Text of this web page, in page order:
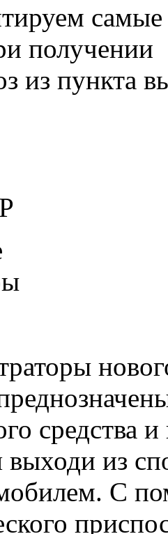
получении
из пункта
средства
выходи из
С